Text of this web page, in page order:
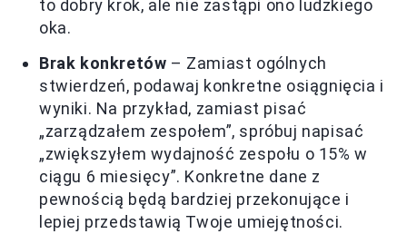
to dobry krok, ale nie zastąpi ono ludzkiego
oka.
Brak konkretów – Zamiast ogólnych
stwierdzeń, podawaj konkretne osiągnięcia i
wyniki. Na przykład, zamiast pisać
„zarządzałem zespołem”, spróbuj napisać
„zwiększyłem wydajność zespołu o 15% w
ciągu 6 miesięcy”. Konkretne dane z
pewnością będą bardziej przekonujące i
lepiej przedstawią Twoje umiejętności.